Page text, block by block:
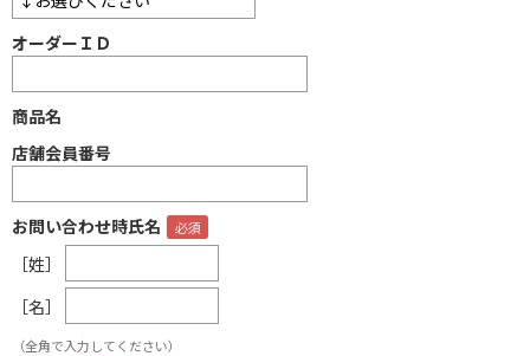
オーダーＩＤ
商品名
店舗会員番号
お問い合わせ時氏名
［姓］
［名］
（全角で入力してください）